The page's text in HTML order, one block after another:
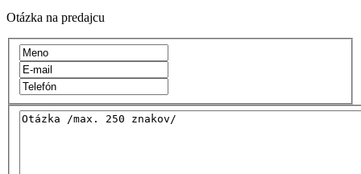
Otázka na predajcu